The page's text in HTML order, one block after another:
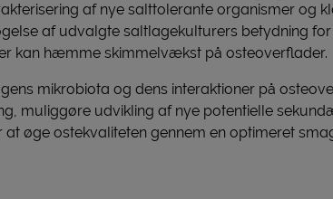
af nye salttolerante organismer og
af udvalgte saltlagekulturers betydning
kan hæmme skimmelvækst på osteoverflader.
mikrobiota og dens interaktioner på
muliggøre udvikling af nye potentielle
øge ostekvaliteten gennem en optimeret